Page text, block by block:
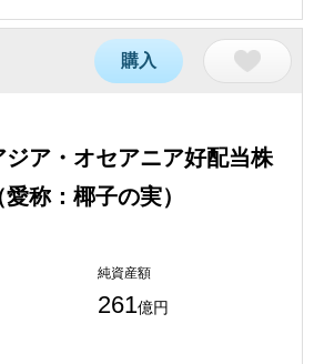
購入
ア・オセアニア好配当株
称：椰子の実）
純資産額
261億円